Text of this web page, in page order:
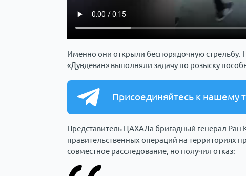
Именно они открыли беспорядочную
«Дувдеван» выполняли задачу по розыску
Присоединяйтесь к нашему
Представитель ЦАХАЛа бригадный генерал Ран
правительственных операций на территориях
совместное расследование, но получил отказ: